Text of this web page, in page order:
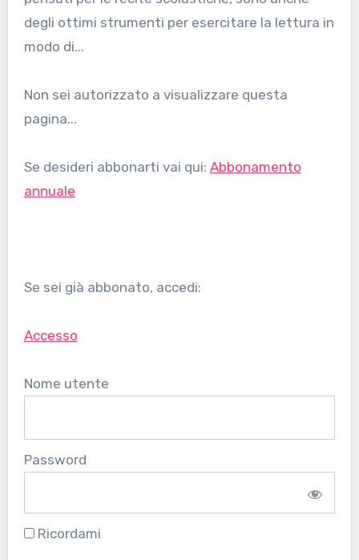
degli ottimi strumenti per esercitare la lettura in
modo di...
Non sei autorizzato a visualizzare questa
pagina...
Se desideri abbonarti vai qui: Abbonamento
annuale
Se sei già abbonato, accedi:
Accesso
Nome utente
Password
Ricordami